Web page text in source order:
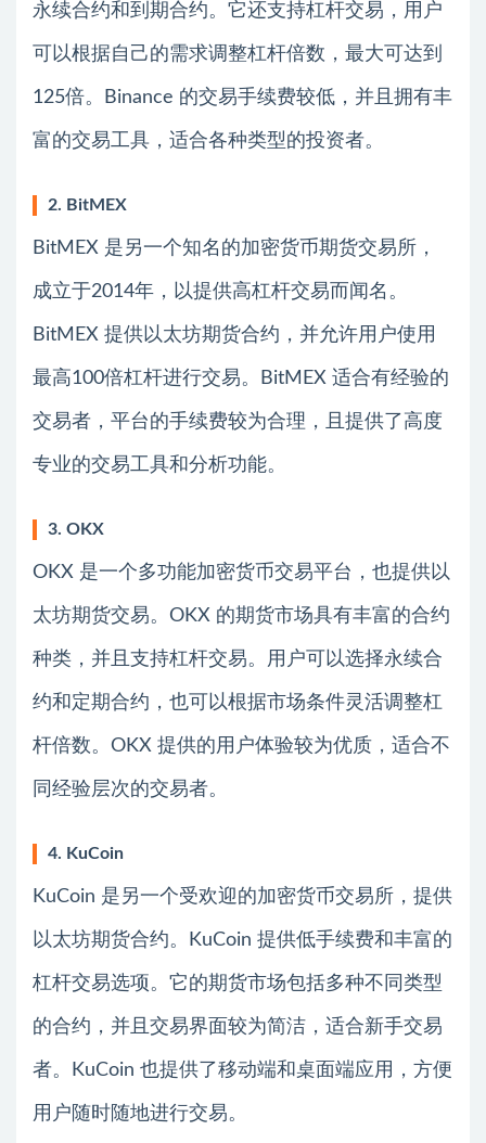
永续合约和到期合约。它还支持杠杆交易，用户
可以根据自己的需求调整杠杆倍数，最大可达到
125倍。Binance 的交易手续费较低，并且拥有丰
富的交易工具，适合各种类型的投资者。
2. BitMEX
BitMEX 是另一个知名的加密货币期货交易所，
成立于2014年，以提供高杠杆交易而闻名。
BitMEX 提供以太坊期货合约，并允许用户使用
最高100倍杠杆进行交易。BitMEX 适合有经验的
交易者，平台的手续费较为合理，且提供了高度
专业的交易工具和分析功能。
3. OKX
OKX 是一个多功能加密货币交易平台，也提供以
太坊期货交易。OKX 的期货市场具有丰富的合约
种类，并且支持杠杆交易。用户可以选择永续合
约和定期合约，也可以根据市场条件灵活调整杠
杆倍数。OKX 提供的用户体验较为优质，适合不
同经验层次的交易者。
4. KuCoin
KuCoin 是另一个受欢迎的加密货币交易所，提供
以太坊期货合约。KuCoin 提供低手续费和丰富的
杠杆交易选项。它的期货市场包括多种不同类型
的合约，并且交易界面较为简洁，适合新手交易
者。KuCoin 也提供了移动端和桌面端应用，方便
用户随时随地进行交易。